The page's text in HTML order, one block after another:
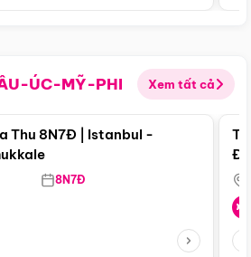
ÚC-MỸ-PHI Xem tất cả
Điểm nổi bật
Thu 8N7Đ | Istanbul -
8N7Đ